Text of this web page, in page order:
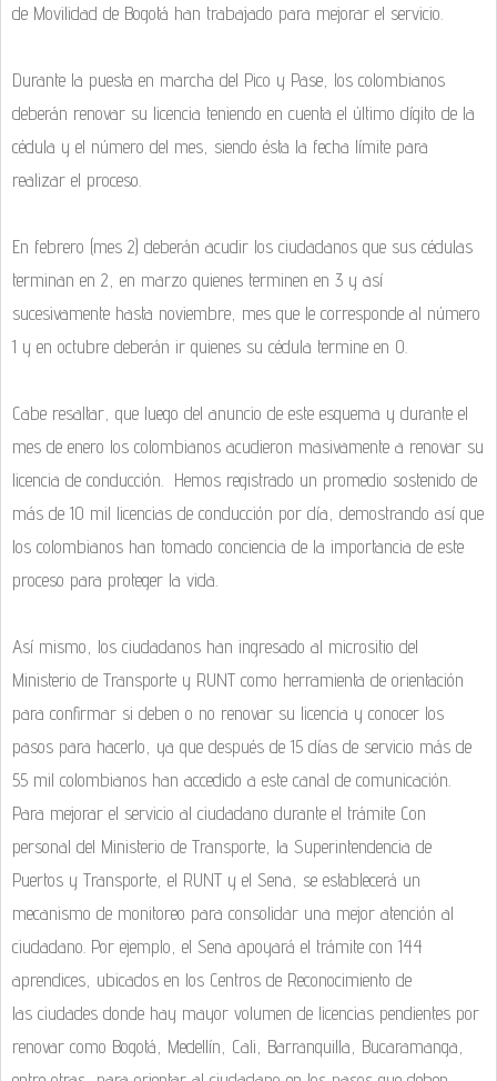
de Movilidad de Bogotá han trabajado para mejorar el servicio.
Durante la puesta en marcha del Pico y Pase, los colombianos
deberán renovar su licencia teniendo en cuenta el último dígito de la
cédula y el número del mes, siendo ésta la fecha límite para
realizar el proceso.
En febrero (mes 2) deberán acudir los ciudadanos que sus cédulas
terminan en 2, en marzo quienes terminen en 3 y así
sucesivamente hasta noviembre, mes que le corresponde al número
1 y en octubre deberán ir quienes su cédula termine en 0.
Cabe resaltar, que luego del anuncio de este esquema y durante el
mes de enero los colombianos acudieron masivamente a renovar su
licencia de conducción. Hemos registrado un promedio sostenido de
más de 10 mil licencias de conducción por día, demostrando así que
los colombianos han tomado conciencia de la importancia de este
proceso para proteger la vida.
Así mismo, los ciudadanos han ingresado al micrositio del
Ministerio de Transporte y RUNT como herramienta de orientación
para confirmar si deben o no renovar su licencia y conocer los
pasos para hacerlo, ya que después de 15 días de servicio más de
55 mil colombianos han accedido a este canal de comunicación.
Para mejorar el servicio al ciudadano durante el trámite Con
personal del Ministerio de Transporte, la Superintendencia de
Puertos y Transporte, el RUNT y el Sena, se establecerá un
mecanismo de monitoreo para consolidar una mejor atención al
ciudadano. Por ejemplo, el Sena apoyará el trámite con 144
aprendices, ubicados en los Centros de Reconocimiento de
las ciudades donde hay mayor volumen de licencias pendientes por
renovar como Bogotá, Medellín, Cali, Barranquilla, Bucaramanga,